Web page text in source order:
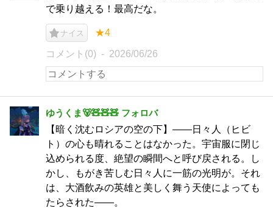
で乗り越える！最高だな。
ナイス ★4
コメント(0) 2026/06/26
ゆうくま🐻🧸🧸🧸 フォロバ
【暗く沈むロシアの空の下】――日々人（ヒビ
ト）の心も晴れることはなかった。宇宙服に閉じ
込められる度、絶望の瞬間へと呼び戻される。し
かし、もがき苦しむ日々人に一筋の光明が。それ
は、大酒飲みの英雄と美しく舞う天使によっても
たらされた――。